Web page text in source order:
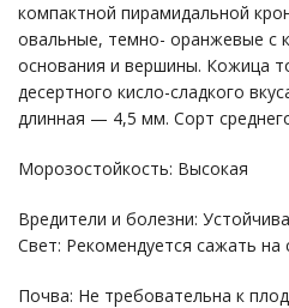
компактной пирамидальной
овальные, темно- оранжевые с
основания и вершины. Кожица
десертного кисло-сладкого
длинная — 4,5 мм. Сорт
Морозостойкость: Высокая
Вредители и болезни:
Свет: Рекомендуется сажать на
Почва: Не требовательна к